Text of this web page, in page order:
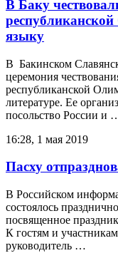
В Баку
языку
В Бакинском
церемония
республиканской
литературе. Ее
посольство России и
16:28, 1 мая 2019
Пасху
В Российском
состоялось
посвященное
К гостям и
руководитель …